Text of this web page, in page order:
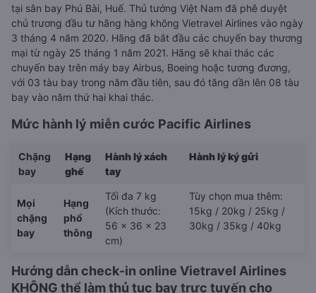
tại sân bay Phú Bài, Huế. Thủ tướng Việt Nam đã phê duyệt
chủ trương đầu tư hãng hàng không Vietravel Airlines vào ngày
3 tháng 4 năm 2020. Hãng đã bắt đầu các chuyến bay thương
mại từ ngày 25 tháng 1 năm 2021. Hãng sẽ khai thác các
chuyến bay trên máy bay Airbus, Boeing hoặc tương đương,
với 03 tàu bay trong năm đầu tiên, sau đó tăng dần lên 08 tàu
bay vào năm thứ hai khai thác.
Mức hành lý miễn cước Pacific Airlines
Chặng
bay
Hạng
ghế
Hành lý xách
tay
Hành lý ký gửi
Mọi
chặng
bay
Hạng
phổ
thông
Tối đa 7 kg
(Kích thước:
56 x 36 x 23
cm)
Tùy chọn mua thêm:
15kg / 20kg / 25kg /
30kg / 35kg / 40kg
Hướng dẫn check-in online Vietravel Airlines
KHÔNG thể làm thủ tục bay trực tuyến cho